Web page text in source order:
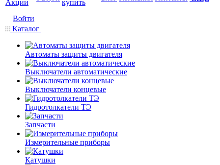
Акции
купить
Войти
Каталог
Автоматы защиты двигателя
Выключатели автоматические
Выключатели концевые
Гидротолкатели ТЭ
Запчасти
Измерительные приборы
Катушки